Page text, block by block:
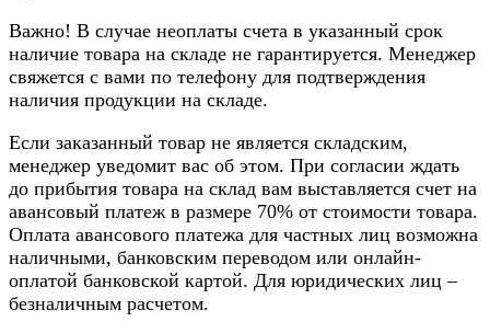
Важно! В случае неоплаты счета в указанный срок
наличие товара на складе не гарантируется. Менеджер
свяжется с вами по телефону для подтверждения
наличия продукции на складе.
Если заказанный товар не является складским,
менеджер уведомит вас об этом. При согласии ждать
до прибытия товара на склад вам выставляется счет на
авансовый платеж в размере 70% от стоимости товара.
Оплата авансового платежа для частных лиц возможна
наличными, банковским переводом или онлайн-
оплатой банковской картой. Для юридических лиц –
безналичным расчетом.